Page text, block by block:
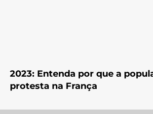
2023: Entenda por que a
protesta na França